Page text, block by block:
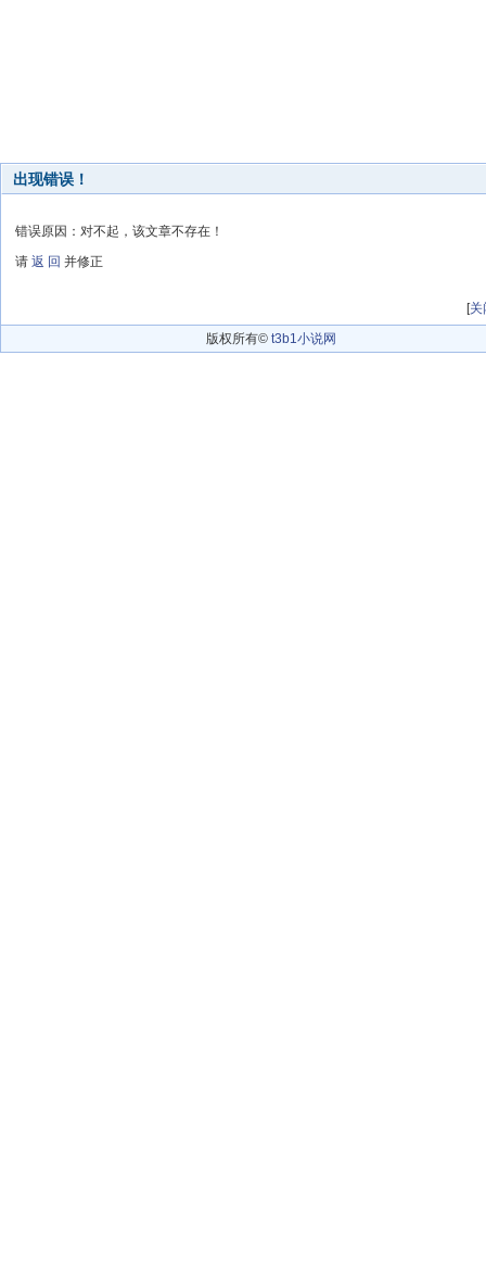
出现错误！
错误原因：对不起，该文章不存在！
请 返 回 并修正
[关
版权所有© t3b1小说网